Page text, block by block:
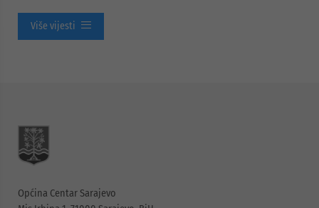
Više vijesti
Općina Centar Sarajevo